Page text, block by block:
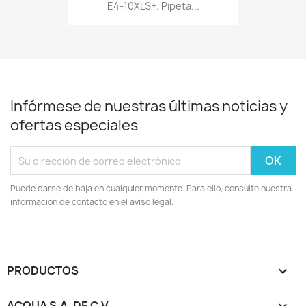
E4-10XLS+. Pipeta...
Infórmese de nuestras últimas noticias y
ofertas especiales
Puede darse de baja en cualquier momento. Para ello, consulte nuestra
información de contacto en el aviso legal.
PRODUCTOS 